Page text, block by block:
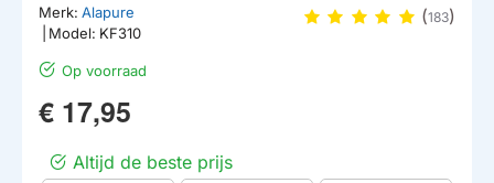
Op voorraad
Merk: Alapure
Model: KF310
(183)
€ 17,95
Altijd de beste prijs